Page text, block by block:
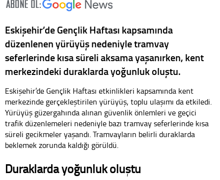
Eskişehir’de Gençlik Haftası kapsamında
düzenlenen yürüyüş nedeniyle tramvay
seferlerinde kısa süreli aksama yaşanırken, kent
merkezindeki duraklarda yoğunluk oluştu.
Eskişehir’de Gençlik Haftası etkinlikleri kapsamında kent
merkezinde gerçekleştirilen yürüyüş, toplu ulaşımı da etkiledi.
Yürüyüş güzergahında alınan güvenlik önlemleri ve geçici
trafik düzenlemeleri nedeniyle bazı tramvay seferlerinde kısa
süreli gecikmeler yaşandı. Tramvayların belirli duraklarda
beklemek zorunda kaldığı görüldü.
Duraklarda yoğunluk oluştu